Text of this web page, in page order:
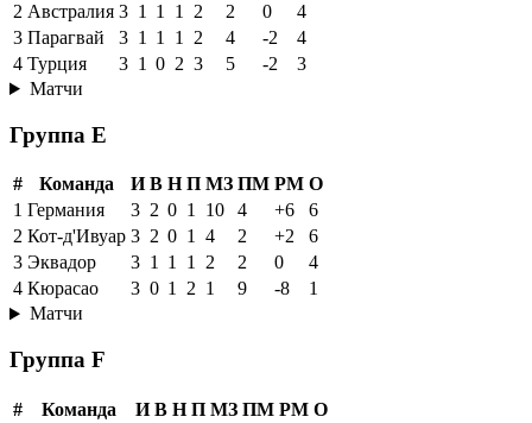
2 Австралия 3 1 1 1 2 2 0
4
3 Парагвай 3 1 1 1 2 4 -2
4
4 Турция 3 1 0 2 3 5 -2
3
Матчи
Группа E
# Команда И В Н П МЗ ПМ РМ О
1 Германия 3 2 0 1 10 4 +6
6
2 Кот-д'Ивуар 3 2 0 1 4 2 +2
6
3 Эквадор 3 1 1 1 2 2 0
4
4 Кюрасао 3 0 1 2 1 9 -8
1
Матчи
Группа F
# Команда И В Н П МЗ ПМ РМ О